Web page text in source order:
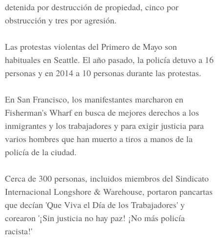
detenida por destrucción de propiedad, cinco por
obstrucción y tres por agresión.
Las protestas violentas del Primero de Mayo son
habituales en Seattle. El año pasado, la policía detuvo a 16
personas y en 2014 a 10 personas durante las protestas.
En San Francisco, los manifestantes marcharon en
Fisherman's Wharf en busca de mejores derechos a los
inmigrantes y los trabajadores y para exigir justicia para
varios hombres que han muerto a tiros a manos de la
policía de la ciudad.
Cerca de 300 personas, incluidos miembros del Sindicato
Internacional Longshore & Warehouse, portaron pancartas
que decían 'Que Viva el Día de los Trabajadores' y
corearon '¡Sin justicia no hay paz! ¡No más policía
racista!'